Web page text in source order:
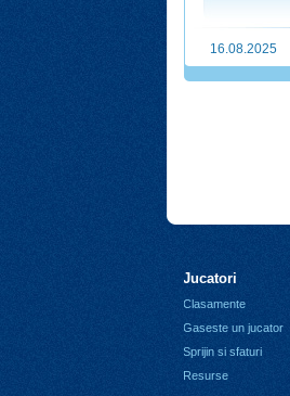
16.08.2025
Jucatori
Clasamente
Gaseste un jucator
Sprijin si sfaturi
Resurse